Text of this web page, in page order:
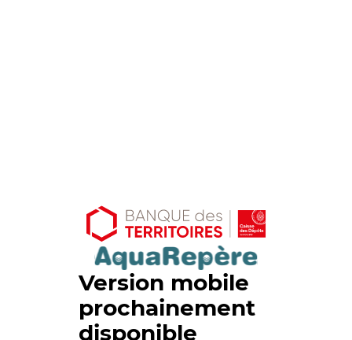
Version mobile
prochainement
disponible